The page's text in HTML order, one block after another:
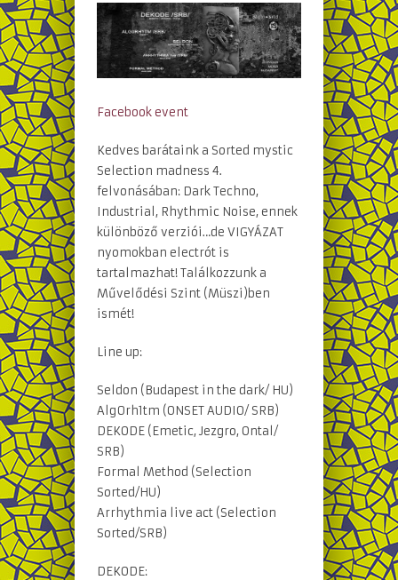
Facebook event
Kedves barátaink a Sorted mystic
Selection madness 4.
felvonásában: Dark Techno,
Industrial, Rhythmic Noise, ennek
különböző verziói…de VIGYÁZAT
nyomokban electrót is
tartalmazhat! Találkozzunk a
Művelődési Szint (Müszi)ben
ismét!
Line up:
Seldon (Budapest in the dark/ HU)
Alg0rh1tm (ONSET AUDIO/ SRB)
DEKODE (Emetic, Jezgro, Ontal/
SRB)
Formal Method (Selection
Sorted/HU)
Arrhythmia live act (Selection
Sorted/SRB)
DEKODE: